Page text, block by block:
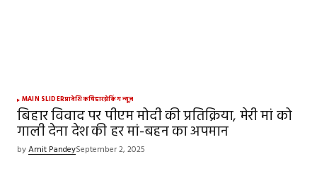
MAIN SLIDERप्रादेशिकबिहारब्रेकिंग न्यूज़
बिहार विवाद पर पीएम मोदी की प्रतिक्रिया, मेरी मां को
गाली देना देश की हर मां-बहन का अपमान
byAmit PandeySeptember 2, 2025